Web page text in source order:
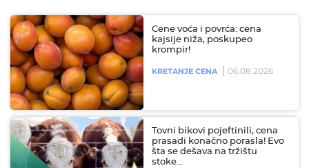
Cene voća i povrća: cena
kajsije niža, poskupeo
krompir!
KRETANJE CENA 06.08.2026
Tovni bikovi pojeftinili, cena
prasadi konačno porasla! Evo
šta se dešava na tržištu
stoke…